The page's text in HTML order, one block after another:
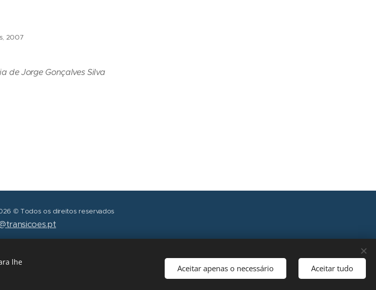
2007
de Jorge Gonçalves Silva
© Todos os direitos reservados
lhe
Aceitar apenas o necessário Aceitar tudo